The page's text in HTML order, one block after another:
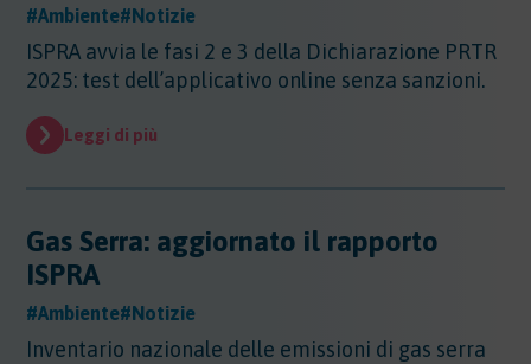
#Ambiente#Notizie
ISPRA avvia le fasi 2 e 3 della Dichiarazione PRTR
2025: test dell’applicativo online senza sanzioni.
Leggi di più
Gas Serra: aggiornato il rapporto
ISPRA
#Ambiente#Notizie
Inventario nazionale delle emissioni di gas serra